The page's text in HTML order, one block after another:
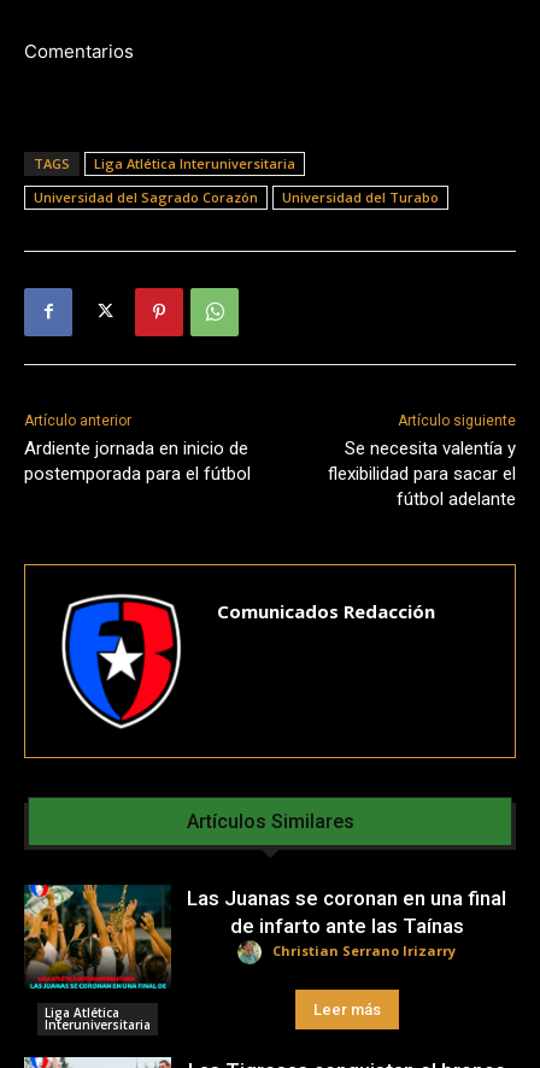
Comentarios
TAGS
Liga Atlética Interuniversitaria
Universidad del Sagrado Corazón
Universidad del Turabo
Artículo anterior
Ardiente jornada en inicio de
postemporada para el fútbol
Artículo siguiente
Se necesita valentía y
flexibilidad para sacar el
fútbol adelante
Comunicados Redacción
Artículos Similares
Liga Atlética
Interuniversitaria
Las Juanas se coronan en una final
de infarto ante las Taínas
Christian Serrano Irizarry
Leer más